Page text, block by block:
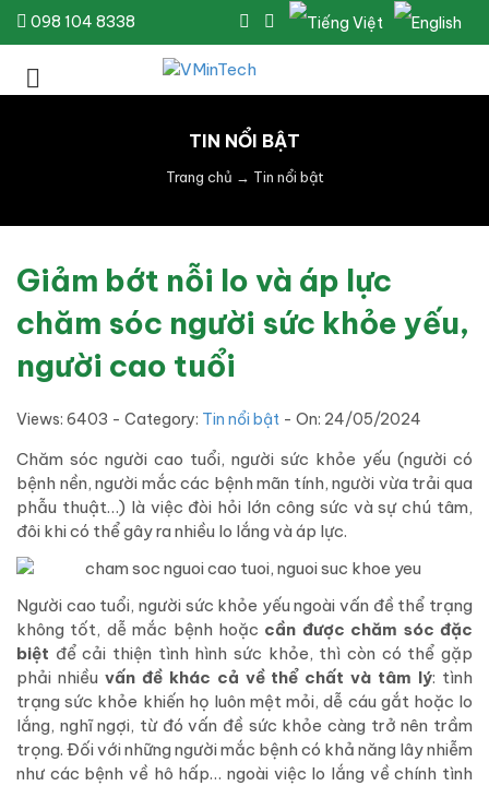
098 104 8338
TIN NỔI BẬT
Trang chủ → Tin nổi bật
Giảm bớt nỗi lo và áp lực
chăm sóc người sức khỏe yếu,
người cao tuổi
Views: 6403 - Category: Tin nổi bật - On: 24/05/2024
Chăm sóc người cao tuổi, người sức khỏe yếu (người có
bệnh nền, người mắc các bệnh mãn tính, người vừa trải qua
phẫu thuật…) là việc đòi hỏi lớn công sức và sự chú tâm,
đôi khi có thể gây ra nhiều lo lắng và áp lực.
Người cao tuổi, người sức khỏe yếu ngoài vấn đề thể trạng
không tốt, dễ mắc bệnh hoặc cần được chăm sóc đặc
biệt để cải thiện tình hình sức khỏe, thì còn có thể gặp
phải nhiều vấn đề khác cả về thể chất và tâm lý: tình
trạng sức khỏe khiến họ luôn mệt mỏi, dễ cáu gắt hoặc lo
lắng, nghĩ ngợi, từ đó vấn đề sức khỏe càng trở nên trầm
trọng. Đối với những người mắc bệnh có khả năng lây nhiễm
như các bệnh về hô hấp… ngoài việc lo lắng về chính tình